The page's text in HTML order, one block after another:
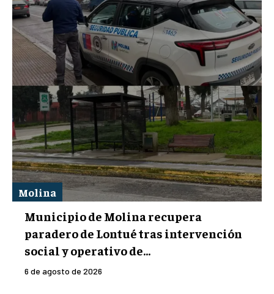
Molina
Municipio de Molina recupera
paradero de Lontué tras intervención
social y operativo de...
6 de agosto de 2026